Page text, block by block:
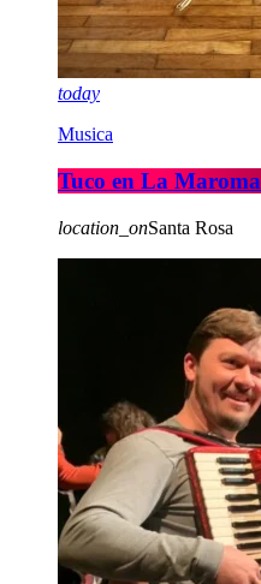
today
Musica
Tuco en La Maroma
location_onSanta Rosa